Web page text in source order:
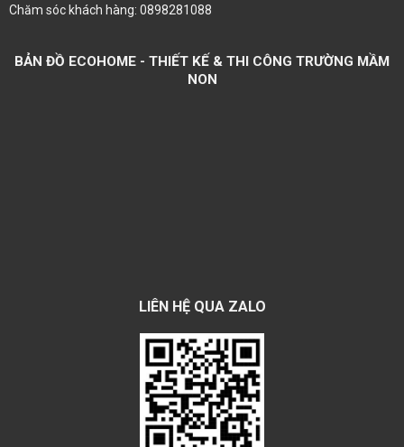
Chăm sóc khách hàng: 0898281088
BẢN ĐỒ ECOHOME - THIẾT KẾ & THI CÔNG TRƯỜNG MẦM
NON
LIÊN HỆ QUA ZALO